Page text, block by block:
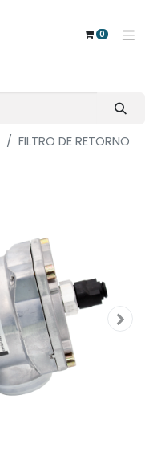
0
FILTRO DE RETORNO